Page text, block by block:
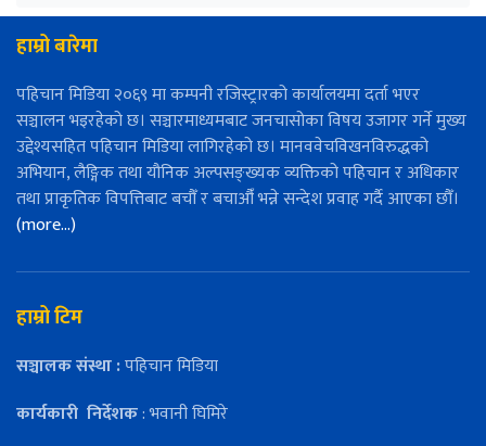
हाम्रो बारेमा
पहिचान मिडिया २०६९ मा कम्पनी रजिस्ट्रारको कार्यालयमा दर्ता भएर
सञ्चालन भइरहेको छ। सञ्चारमाध्यमबाट जनचासोका विषय उजागर गर्ने मुख्य
उद्देश्यसहित पहिचान मिडिया लागिरहेको छ। मानववेचविखनविरुद्धको
अभियान, लैङ्गिक तथा यौनिक अल्पसङ्ख्यक व्यक्तिको पहिचान र अधिकार
तथा प्राकृतिक विपत्तिबाट बचौँ र बचाऔँ भन्ने सन्देश प्रवाह गर्दै आएका छौँ।
(more…)
हाम्रो टिम
सञ्चालक संस्था :पहिचान मिडिया
कार्यकारी निर्देशक: भवानी घिमिरे